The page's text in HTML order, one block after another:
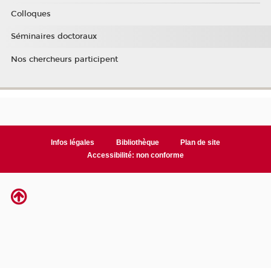
Colloques
Séminaires doctoraux
Nos chercheurs participent
Infos légales Bibliothèque
Plan de site
Accessibilité: non conforme